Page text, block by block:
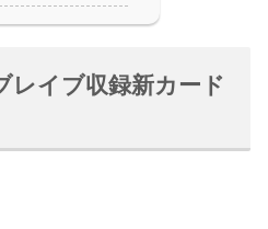
レイブ収録新カード